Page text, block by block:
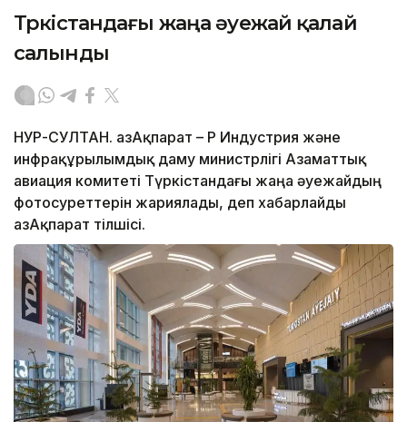
Түркістандағы жаңа әуежай қалай
салынды
НУР-СУЛТАН. ҚазАқпарат – ҚР Индустрия және
инфрақұрылымдық даму министрлігі Азаматтық
авиация комитеті Түркістандағы жаңа әуежайдың
фотосуреттерін жариялады, деп хабарлайды
ҚазАқпарат тілшісі.